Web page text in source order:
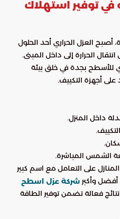
في توفير استهلاك
أصبح العزل الحراري أحد الحلول
الحرارة إلى داخل المبنى.
للأسطح بجدة في خلق بيئة
على أجهزة التكييف.
داخل المنزل.
الشمس المباشرة.
على التعامل مع اسم كبير
وأكبر شركة عزل اسطح
فعالة تضمن توفير الطاقة